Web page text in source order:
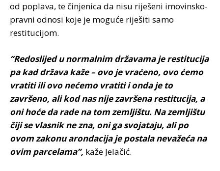
od poplava, te činjenica da nisu riješeni imovinsko-
pravni odnosi koje je moguće riješiti samo
restitucijom.
“Redoslijed u normalnim državama je restitucija
pa kad država kaže – ovo je vraćeno, ovo ćemo
vratiti ili ovo nećemo vratiti i onda je to
završeno, ali kod nas nije završena restitucija, a
oni hoće da rade na tom zemljištu. Na zemljištu
čiji se vlasnik ne zna, oni ga svojataju, ali po
ovom zakonu arondacija je postala nevažeća na
ovim parcelama”, kaže Jelačić.